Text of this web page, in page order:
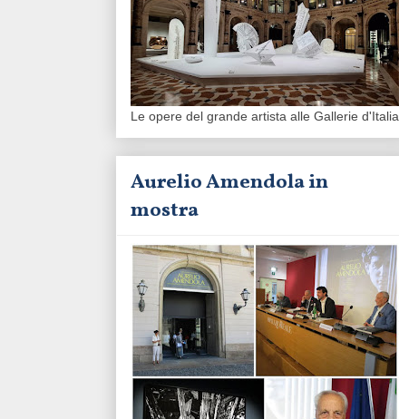
Le opere del grande artista alle Gallerie d'Italia
Aurelio Amendola in
mostra